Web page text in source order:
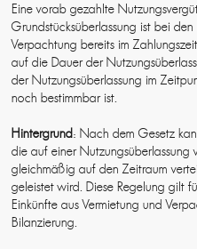
Eine vorab gezahlte
Grundstücksüberlassung ist bei
Verpachtung bereits im
auf die Dauer der
der Nutzungsüberlassung im
noch bestimmbar ist.
Hintergrund: Nach dem Gesetz
die auf einer Nutzungsüberlassung
gleichmäßig auf den Zeitraum
geleistet wird. Diese Regelung gilt
Einkünfte aus Vermietung und
Bilanzierung.